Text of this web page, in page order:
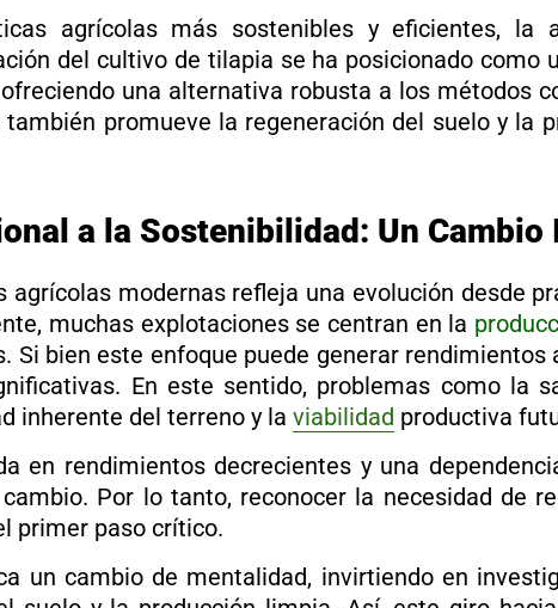
agrícolas más sostenibles y eficientes, la
del cultivo de tilapia se ha posicionado como
una alternativa robusta a los métodos
promueve la regeneración del suelo y la
a la Sostenibilidad: Un
agrícolas modernas refleja una evolución desde
muchas explotaciones se centran en la
Si bien este enfoque puede generar
En este sentido, problemas como la
inherente del terreno y la viabilidad productiva
en rendimientos decrecientes y una
Por lo tanto, reconocer la necesidad de
primer paso crítico.
un cambio de mentalidad, invirtiendo en